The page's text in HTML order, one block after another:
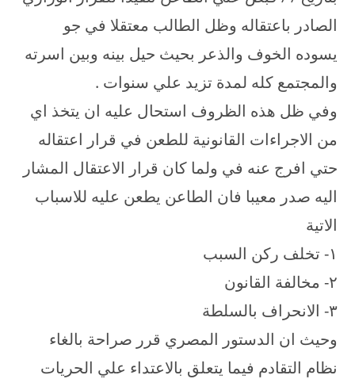
الصادر باعتقاله وظل الطالب معتقلا في جو
يسوده الخوف والذعر بحيث حيل بينه وبين اسرته
والمجتمع كله لمدة تزيد علي سنوات .
وفي ظل هذه الظروف استحال عليه ان يتخذ اي
من الاجراءات القانونية للطعن في قرار اعتقاله
حتي افرج عنه في ولما كان قرار الاعتقال المشار
اليه صدر معيبا فان الطاعن يطعن عليه للاسباب
الاتية
۱- تخلف ركن السبب
۲- مخالفة القانون
۳- الانحراف بالسلطة
وحيث ان الدستور المصري قرر صراحة بالغاء
نظام التقادم فيما يتعلق بالاعتداء علي الحريات